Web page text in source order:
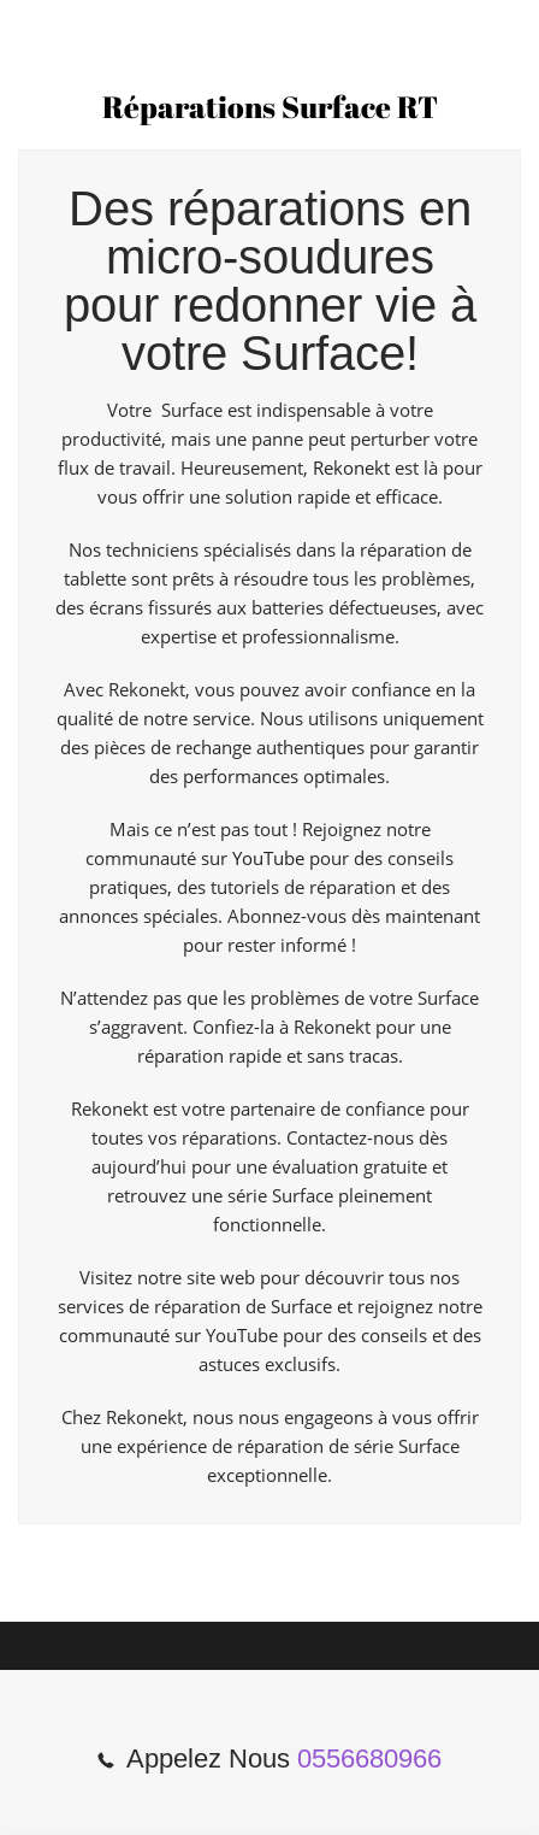
Réparations Surface RT
Des réparations en
micro-soudures
pour redonner vie à
votre Surface!
Votre Surface est indispensable à votre
productivité, mais une panne peut perturber votre
flux de travail. Heureusement, Rekonektest là pour
vous offrir une solution rapide et efficace.
Nos techniciens spécialisés dans la réparation de
tablette sont prêts à résoudre tous les problèmes,
des écrans fissurés aux batteries défectueuses, avec
expertise et professionnalisme.
Avec Rekonekt, vous pouvez avoir confiance en la
qualité de notre service. Nous utilisons uniquement
des pièces de rechange authentiques pour garantir
des performances optimales.
Mais ce n’est pas tout ! Rejoignez notre
communauté sur YouTube pour des conseils
pratiques, des tutoriels de réparation et des
annonces spéciales. Abonnez-vous dès maintenant
pour rester informé !
N’attendez pas que les problèmes de votre Surface
s’aggravent. Confiez-la à Rekonekt pour une
réparation rapide et sans tracas.
Rekonekt est votre partenaire de confiance pour
toutes vos réparations. Contactez-nous dès
aujourd’hui pour une évaluation gratuite et
retrouvez une série Surface pleinement
fonctionnelle.
Visitez notre site web pour découvrir tous nos
services de réparation de Surface et rejoignez notre
communauté sur YouTube pour des conseils et des
astuces exclusifs.
Chez Rekonekt, nous nous engageons à vous offrir
une expérience de réparation de série Surface
exceptionnelle.
Appelez Nous 0556680966